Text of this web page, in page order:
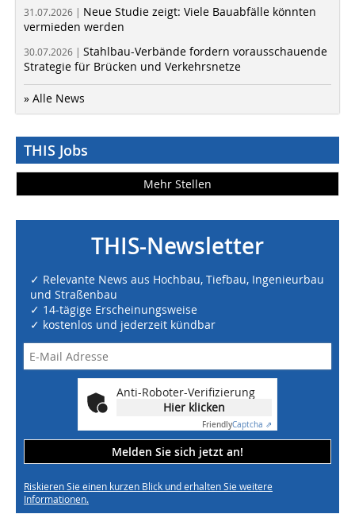
31.07.2026 | Neue Studie zeigt: Viele Bauabfälle könnten
vermieden werden
30.07.2026 | Stahlbau-Verbände fordern vorausschauende
Strategie für Brücken und Verkehrsnetze
» Alle News
THIS Jobs
Mehr Stellen
THIS-Newsletter
✓ Relevante News aus Hochbau, Tiefbau, Ingenieurbau
und Straßenbau
✓ 14-tägige Erscheinungsweise
✓ kostenlos und jederzeit kündbar
Anti-Roboter-Verifizierung
Hier klicken
FriendlyCaptcha ⇗
Melden Sie sich jetzt an!
Riskieren Sie einen kurzen Blick und erhalten Sie weitere
Informationen.